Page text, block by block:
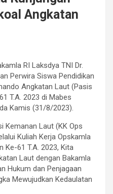
Angkatan
RI Laksdya TNI Dr.
Perwira Siswa Pendidikan
Angkatan Laut (Pasis
T.A. 2023 di Mabes
Kamis (31/8/2023).
Kemanan Laut (KK Ops
Kuliah Kerja Opskamla
Ke-61 T.A. 2023, Kita
Laut dengan Bakamla
Hukum dan Penjagaan
Mewujudkan Kedaulatan